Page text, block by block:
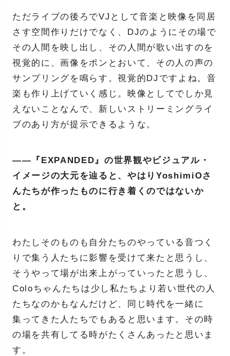
ただライブの後ろでVJとして音楽と映像を同居
さす空間作りだけでなく、DJのようにその場で
その人間を映し出し、その人間が歌い出すのを
視覚的に、画像をポンとおいて、その人の声の
サンプリングを鳴らす。視覚的DJですよね。音
楽も作り上げていく感じ。映像としてでしか見
えないことなんで、新しいストリーミングライ
ブのあり方が提示できるような。
——『EXPANDED』の世界観やビジュアル・
イメージの大元を辿ると、やはりYoshimiOさ
んたちが作ったものに行き着くのではないか
と。
わたしそのものも自分たちのやっている音つく
りで集う人たちに影響を受けて来たと思うし、
そうやって場が出来上がっていったと思うし、
Coloちゃんたちは少し私たちより若い世代の人
たちなのかもなんだけど、同じ時代を一緒に
集ってきた人たちでもあると思います。その時
の場を共有してる時がたくさんあったと思いま
す。